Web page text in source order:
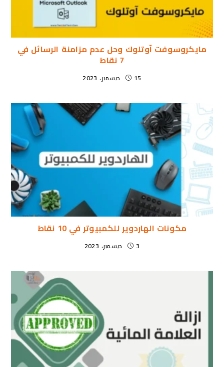
مايكروسوفت آوتلوك وحل عدم مزامنة الرسائل في
7 نقاط
15 ديسمبر، 2023
مكونات الهاردوير للكمبيوتر في 10 نقاط
3 ديسمبر، 2023